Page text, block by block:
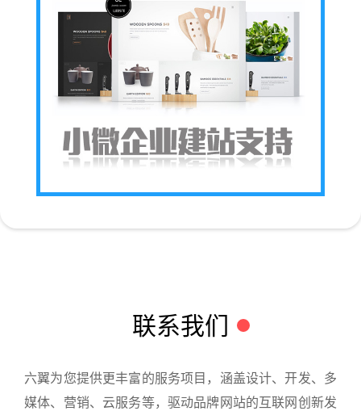
联系我们
六翼为您提供更丰富的服务项目，涵盖设计、开发、多
媒体、营销、云服务等，驱动品牌网站的互联网创新发